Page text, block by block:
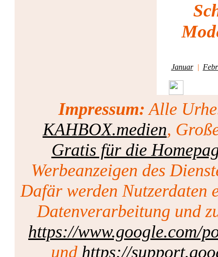
Januar|
Impressum: Alle
KAHBOX.medien,
Gratis für die
Werbeanzeigen des
Dafär werden Nutzerdaten
Datenverarbeitung und
https://www.google.com/
und https://